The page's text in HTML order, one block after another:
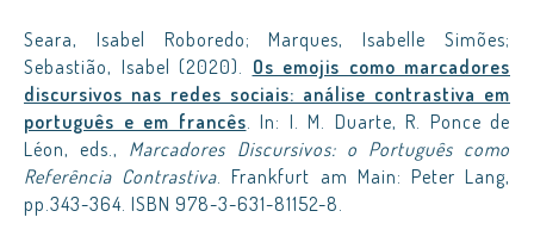
Seara, Isabel Roboredo; Marques, Isabelle Simões;
Sebastião, Isabel (2020). Os emojis como marcadores
discursivos nas redes sociais: análise contrastiva em
português e em francês. In: I. M. Duarte, R. Ponce de
Léon, eds., Marcadores Discursivos: o Português como
Referência Contrastiva. Frankfurt am Main: Peter Lang,
pp.343-364. ISBN 978-3-631-81152-8.